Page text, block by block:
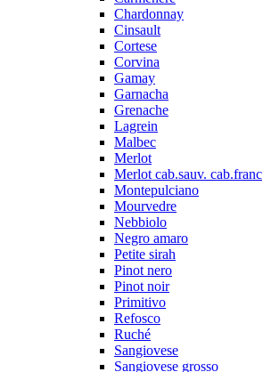
Chardonnay
Cinsault
Cortese
Corvina
Gamay
Garnacha
Grenache
Lagrein
Malbec
Merlot
Merlot cab.sauv. cab.franc
Montepulciano
Mourvedre
Nebbiolo
Negro amaro
Petite sirah
Pinot nero
Pinot noir
Primitivo
Refosco
Ruché
Sangiovese
Sangiovese grosso